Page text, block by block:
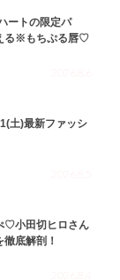
ートの限定パ
る※もちぷる唇♡
土)最新ファッシ
♡小田切ヒロさん
底解剖！